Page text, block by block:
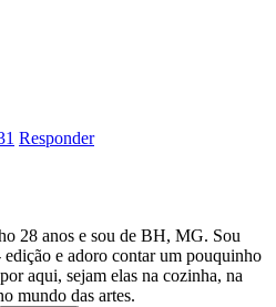
Responder
28 anos e sou de BH, MG. Sou
e adoro contar um pouquinho
aqui, sejam elas na cozinha, na
mundo das artes.